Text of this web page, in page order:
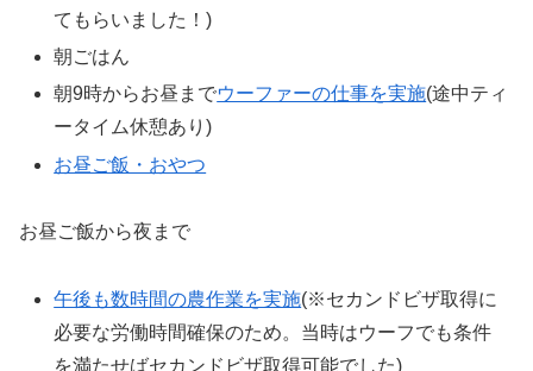
てもらいました！)
朝ごはん
朝9時からお昼までウーファーの仕事を実施(途中ティ
ータイム休憩あり)
お昼ご飯・おやつ
お昼ご飯から夜まで
午後も数時間の農作業を実施(※セカンドビザ取得に
必要な労働時間確保のため。当時はウーフでも条件
を満たせばセカンドビザ取得可能でした)